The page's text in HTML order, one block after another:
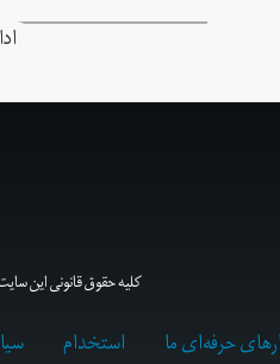
کلیه حقوق قانونی این
حرفه‌ای ما استخدام